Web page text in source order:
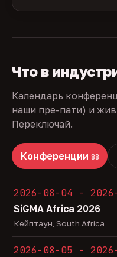
Что в
Календарь
наши пре-пати) и
Переключай.
Конференции 88
2026-08-04 -
SiGMA Africa 2026
Кейптаун, South Africa
2026-08-05 -